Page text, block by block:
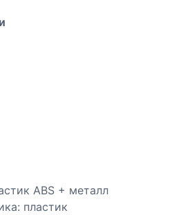
ABS + металл
пластик